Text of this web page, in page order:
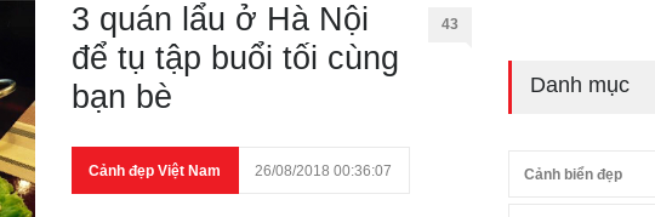
3 quán lẩu ở Hà Nội
để tụ tập buổi tối cùng
bạn bè
43
Cảnh đẹp Việt Nam 26/08/2018 00:36:07
Danh mục
Cảnh biển đẹp